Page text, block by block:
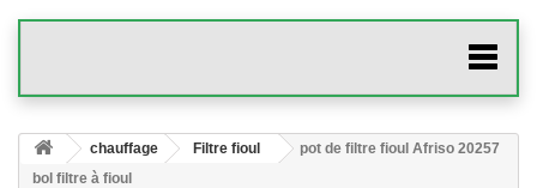
chauffage Filtre fioul
pot de filtre fioul Afriso 20257
bol filtre à fioul